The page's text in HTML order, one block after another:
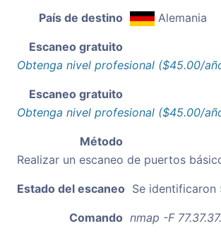
País de destino Alemania
Escaneo gratuito
Obtenga nivel profesional ($45.00/
Escaneo gratuito
Obtenga nivel profesional ($45.00/
Método
Realizar un escaneo de puertos
Estado del escaneo Se identificaron
Comando nmap -F